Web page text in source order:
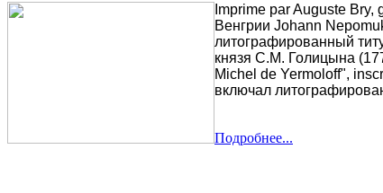
Imprime par Auguste
Венгрии Johann
литографированный
князя С.М. Голицына
Michel de Yermoloff",
включал
Подробнее...